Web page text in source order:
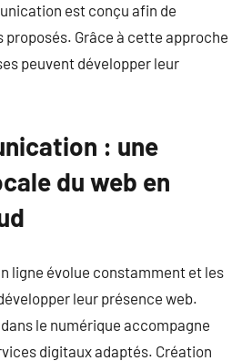
est conçu afin de
Grâce à cette approche
peuvent développer leur
: une
du web en
ligne évolue constamment et les
leur présence web.
le numérique accompagne
digitaux adaptés. Création